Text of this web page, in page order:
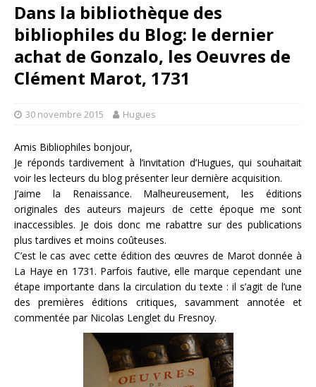
Dans la bibliothèque des
bibliophiles du Blog: le dernier
achat de Gonzalo, les Oeuvres de
Clément Marot, 1731
30 novembre 2015 Hugues
Amis Bibliophiles bonjour,
Je réponds tardivement à l’invitation d’Hugues, qui souhaitait
voir les lecteurs du blog présenter leur dernière acquisition.
J’aime la Renaissance. Malheureusement, les éditions
originales des auteurs majeurs de cette époque me sont
inaccessibles. Je dois donc me rabattre sur des publications
plus tardives et moins coûteuses.
C’est le cas avec cette édition des œuvres de Marot donnée à
La Haye en 1731. Parfois fautive, elle marque cependant une
étape importante dans la circulation du texte : il s’agit de l’une
des premières éditions critiques, savamment annotée et
commentée par Nicolas Lenglet du Fresnoy.